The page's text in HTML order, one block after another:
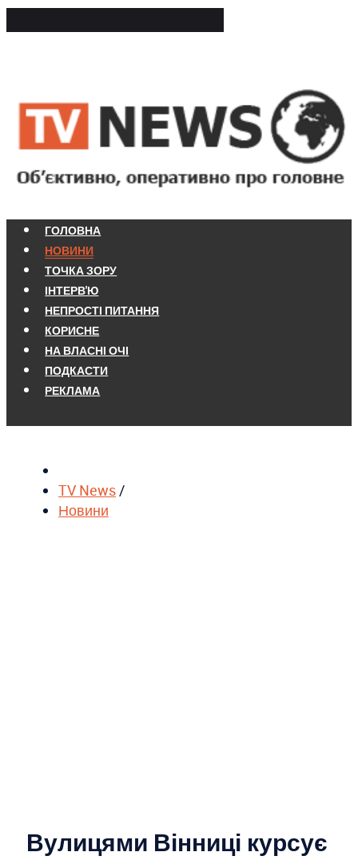
ГОЛОВНА
НОВИНИ
ТОЧКА ЗОРУ
ІНТЕРВ'Ю
НЕПРОСТІ ПИТАННЯ
КОРИСНЕ
НА ВЛАСНІ ОЧІ
ПОДКАСТИ
РЕКЛАМА
TV News/
Новини
Вулицями Вінниці курсує